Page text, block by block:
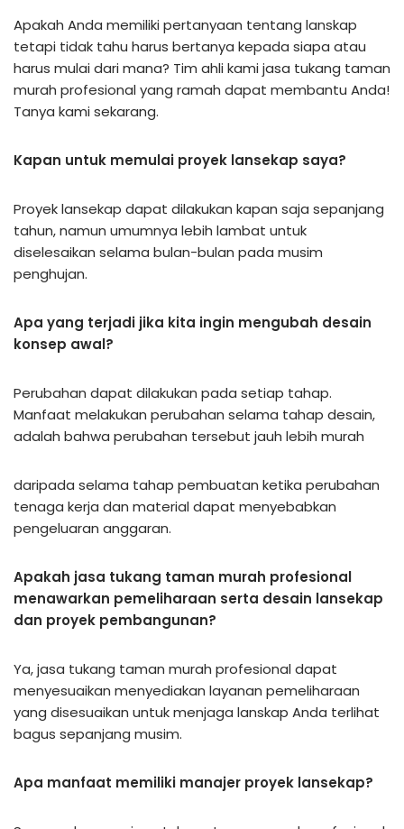
Apakah Anda memiliki pertanyaan tentang lanskap
tetapi tidak tahu harus bertanya kepada siapa atau
harus mulai dari mana? Tim ahli kami jasa tukang taman
murah profesional yang ramah dapat membantu Anda!
Tanya kami sekarang.
Kapan untuk memulai proyek lansekap saya?
Proyek lansekap dapat dilakukan kapan saja sepanjang
tahun, namun umumnya lebih lambat untuk
diselesaikan selama bulan-bulan pada musim
penghujan.
Apa yang terjadi jika kita ingin mengubah desain
konsep awal?
Perubahan dapat dilakukan pada setiap tahap.
Manfaat melakukan perubahan selama tahap desain,
adalah bahwa perubahan tersebut jauh lebih murah
daripada selama tahap pembuatan ketika perubahan
tenaga kerja dan material dapat menyebabkan
pengeluaran anggaran.
Apakah jasa tukang taman murah profesional
menawarkan pemeliharaan serta desain lansekap
dan proyek pembangunan?
Ya, jasa tukang taman murah profesional dapat
menyesuaikan menyediakan layanan pemeliharaan
yang disesuaikan untuk menjaga lanskap Anda terlihat
bagus sepanjang musim.
Apa manfaat memiliki manajer proyek lansekap?